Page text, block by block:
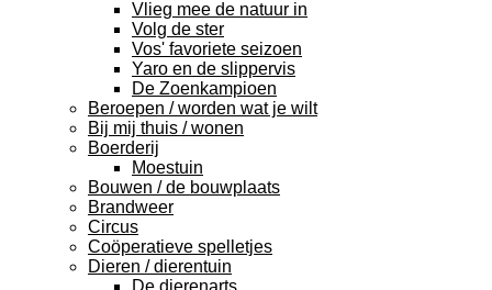
Vlieg mee de natuur in
Volg de ster
Vos' favoriete seizoen
Yaro en de slippervis
De Zoenkampioen
Beroepen / worden wat je wilt
Bij mij thuis / wonen
Boerderij
Moestuin
Bouwen / de bouwplaats
Brandweer
Circus
Coöperatieve spelletjes
Dieren / dierentuin
De dierenarts